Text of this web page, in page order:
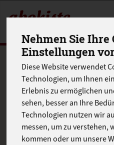
Nehmen Sie Ihre
Einstellungen
Diese Website verwendet
Technologien, um Ihnen
Erlebnis zu ermöglichen
sehen, besser an Ihre
Technologien nutzen wir
messen, um zu verstehen,
kommen oder um unsere
Produkte Gemüse
Produkt
nicht